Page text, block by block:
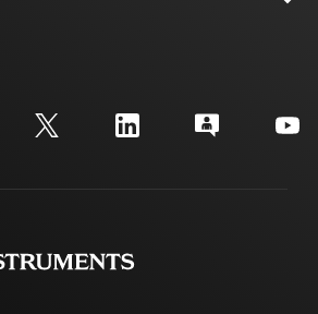
cruzadas
cliente
sobre la cuenta myTI
sobre pedidos